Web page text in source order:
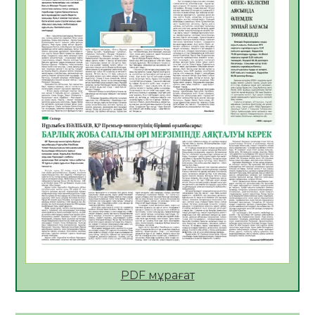
қолайлы ел атанды
05.08.2026
33
Өрт қауіпсіздігі талаптарын сақтау – әр
азаматтың міндеті
05.08.2026
33
Руслан Рүстемұлы облыс әкімінің
кеңесшісі болып тағайындалды
05.08.2026
31
Цифрландыру саласын дамыту аясында
салынатын жаңа орталықтың жобасы
талқыланды
05.08.2026
30
құралдарының таныстырылымы өтті
PDF мұрағат